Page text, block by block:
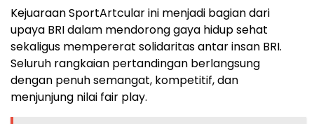
Kejuaraan SportArtcular ini menjadi bagian dari
upaya BRI dalam mendorong gaya hidup sehat
sekaligus mempererat solidaritas antar insan BRI.
Seluruh rangkaian pertandingan berlangsung
dengan penuh semangat, kompetitif, dan
menjunjung nilai fair play.